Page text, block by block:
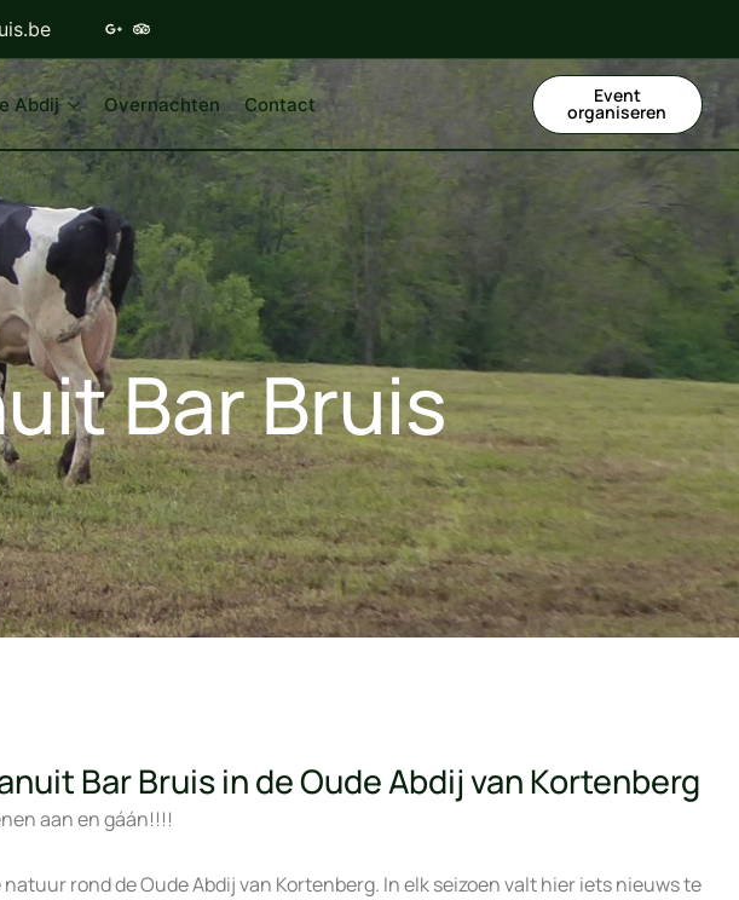
Abdij Overnachten Contact Event
organiseren
Bar Bruis
Bar Bruis in de Oude Abdij van Kortenberg
aan en gáán!!!!
rond de Oude Abdij van Kortenberg. In elk seizoen valt hier iets nieuws te